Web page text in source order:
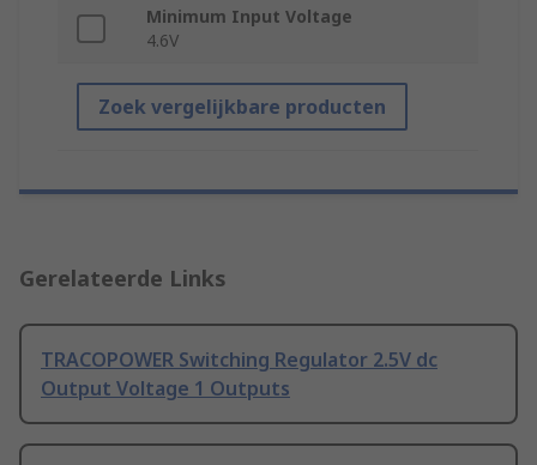
Minimum Input Voltage
4.6V
Zoek vergelijkbare producten
Gerelateerde Links
TRACOPOWER Switching Regulator 2.5V dc
Output Voltage 1 Outputs